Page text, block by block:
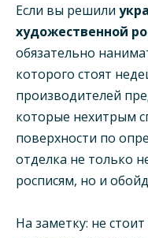
Если вы решили
художественной
обязательно
которого стоят
производителей
которые нехитрым
поверхности по
отделка не только
росписям, но и
На заметку: не